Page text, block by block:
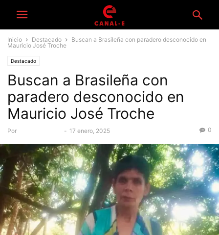
Inicio Destacado
Buscan a Brasileña con paradero desconocido en
Mauricio José Troche
Destacado
Buscan a Brasileña con
paradero desconocido en
Mauricio José Troche
Por - 17 enero, 2025 0